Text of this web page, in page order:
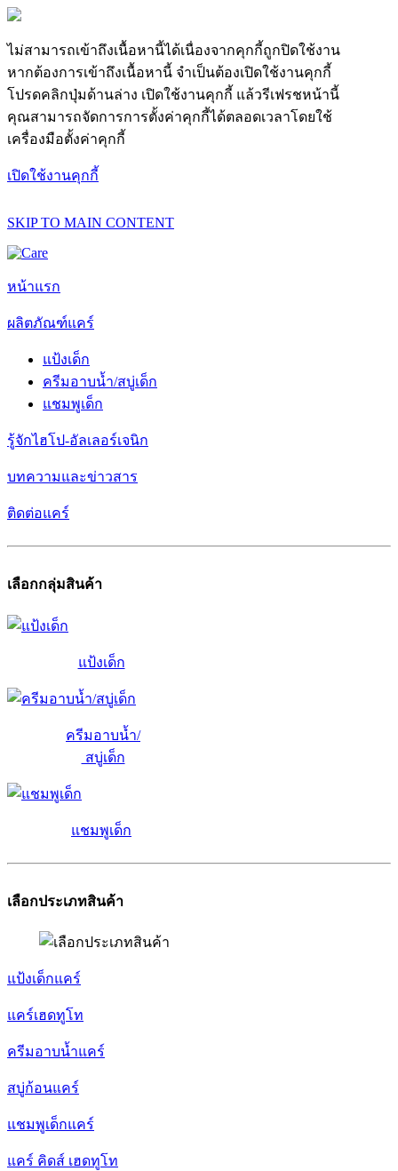
ไม่สามารถเข้าถึงเนื้อหานี้ได้เนื่องจากคุกกี้ถูกปิดใช้งาน
หากต้องการเข้าถึงเนื้อหานี้ จำเป็นต้องเปิดใช้งานคุกกี้
โปรดคลิกปุ่มด้านล่าง เปิดใช้งานคุกกี้ แล้วรีเฟรชหน้านี้
คุณสามารถจัดการการตั้งค่าคุกกี้ได้ตลอดเวลาโดยใช้
เครื่องมือตั้งค่าคุกกี้
เปิดใช้งานคุกกี้
SKIP TO MAIN CONTENT
หน้าแรก
ผลิตภัณฑ์แคร์
แป้งเด็ก
ครีมอาบน้ำ/สบู่เด็ก
แชมพูเด็ก
รู้จักไฮโป-อัลเลอร์เจนิก
บทความและข่าวสาร
ติดต่อแคร์
เลือกกลุ่มสินค้า
แป้งเด็ก
ครีมอาบน้ำ/
สบู่เด็ก
แชมพูเด็ก
เลือกประเภทสินค้า
แป้งเด็กแคร์
แคร์เฮดทูโท
ครีมอาบน้ำแคร์
สบู่ก้อนแคร์
แชมพูเด็กแคร์
แคร์ คิดส์ เฮดทูโท